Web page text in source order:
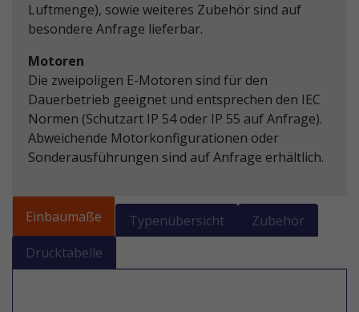
Luftmenge), sowie weiteres Zubehör sind auf
besondere Anfrage lieferbar.
Motoren
Die zweipoligen E-Motoren sind für den
Dauerbetrieb geeignet und entsprechen den IEC
Normen (Schutzart IP 54 oder IP 55 auf Anfrage).
Abweichende Motorkonfigurationen oder
Sonderausführungen sind auf Anfrage erhältlich.
Einbaumaße Typenübersicht
Zubehör
Drucktabelle